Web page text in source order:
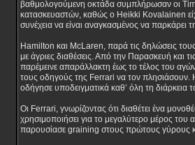
βαθμολογούμενη οκτάδα συμπλήρωσαν οι
κατασκευαστών, καθώς ο Heikki Kovalainen
συνέχεια να είναι αναγκασμένος να
Hamilton και McLaren, παρά τις δηλώσεις
με άγριες διαθέσεις. Από την Παρασκευή και
παρέμεινε απαράλλακτη έως το τέλος του
τους οδηγούς της Ferrari να τον πλησιάσουν.
οδήγησε υποδειγματικά καθ’ όλη τη
Οι Ferrari, γνωρίζοντας ότι διαθέτει ένα
χρησιμοποιήσει για το μεγαλύτερο μέρος
παρουσίασε graining στους πρώτους γύρους